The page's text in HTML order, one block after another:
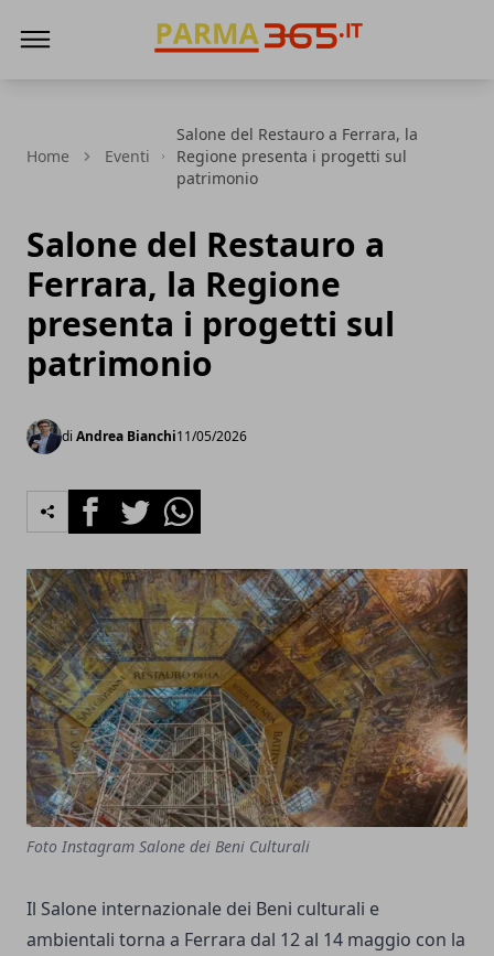
Home Eventi
Salone del Restauro a Ferrara, la
Regione presenta i progetti sul
patrimonio
Salone del Restauro a
Ferrara, la Regione
presenta i progetti sul
patrimonio
di Andrea Bianchi11/05/2026
FacebookTwitterWhatsapp
Foto Instagram Salone dei Beni Culturali
Il Salone internazionale dei Beni culturali e
ambientali torna a Ferrara dal 12 al 14 maggio con la